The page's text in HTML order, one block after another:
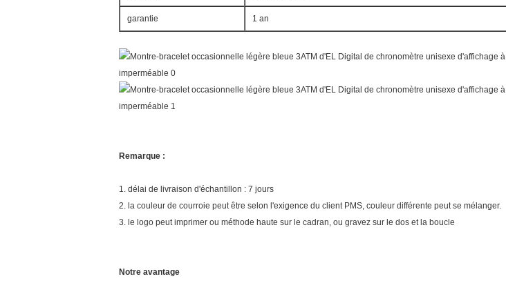
garantie 1 an
Remarque :
1. délai de livraison d'échantillon : 7 jours
2. la couleur de courroie peut être selon l'exigence du client PMS, couleur différente peut se mélanger.
3. le logo peut imprimer ou méthode haute sur le cadran, ou gravez sur le dos et la boucle
Notre avantage